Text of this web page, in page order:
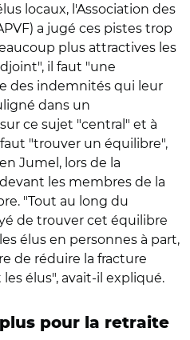
locaux, l'Association des
a jugé ces pistes trop
plus attractives les
il faut "une
des indemnités qui leur
dans un
ce sujet "central" et à
"trouver un équilibre",
Jumel, lors de la
les membres de la
"Tout au long du
de trouver cet équilibre
élus en personnes à part,
de réduire la fracture
élus", avait-il expliqué.
pour la retraite